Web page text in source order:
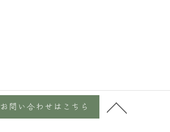
お問い合わせはこちら